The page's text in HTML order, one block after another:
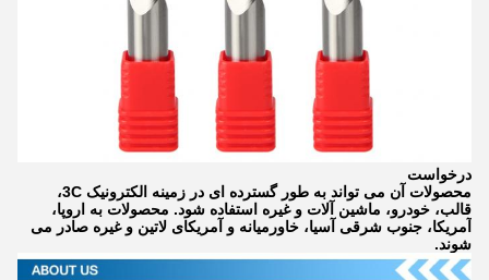
درخواست
محصولات آن می تواند به طور گسترده ای در زمینه الکترونیک 3C،
قالب، خودرو، ماشین آلات و غیره استفاده شود. محصولات به اروپا،
آمریکا، جنوب شرقی آسیا، خاورمیانه و آمریکای لاتین و غیره صادر می
شوند.